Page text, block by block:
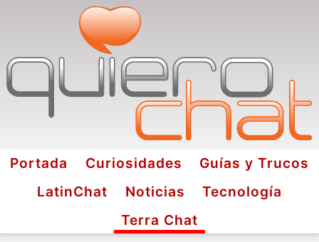
Portada Curiosidades
Guías y Trucos
LatinChat
Noticias
Tecnología
Terra Chat